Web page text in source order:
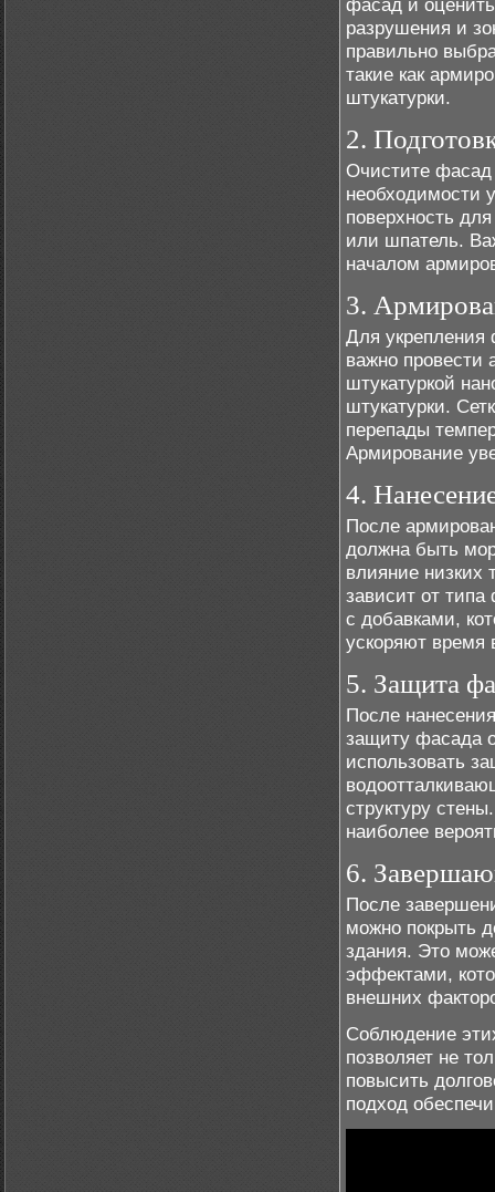
фасад и
разрушения и
правильно
такие как
штукатурки.
2.
Очистите фасад
необходимости
поверхность
или шпатель.
началом
3.
Для
важно провести
штукатуркой
штукатурки.
перепады
Армирование
4.
После
должна быть
влияние низких
зависит от
с добавками,
ускоряют время
5. Защита
После
защиту фасада
использовать
структуру
наиболее
6.
После
можно покрыть
здания. Это
эффектами,
внешних
Соблюдение
позволяет не
повысить
подход